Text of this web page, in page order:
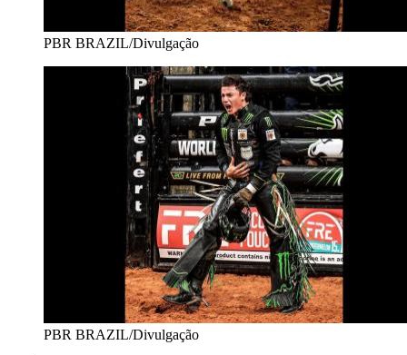
PBR BRAZIL/Divulgação
PBR BRAZIL/Divulgação